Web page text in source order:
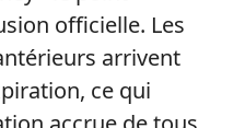
officielle. Les
arrivent
ce qui